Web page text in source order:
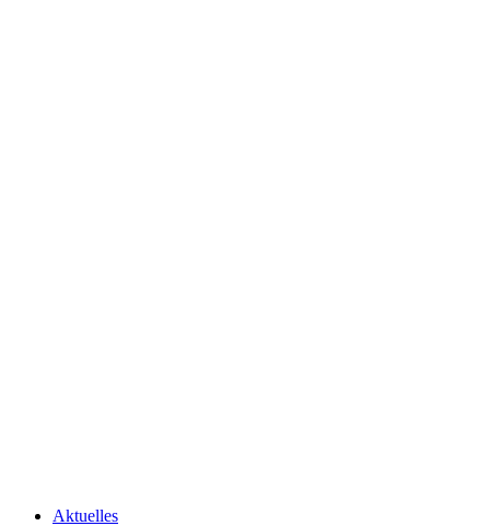
Aktuelles